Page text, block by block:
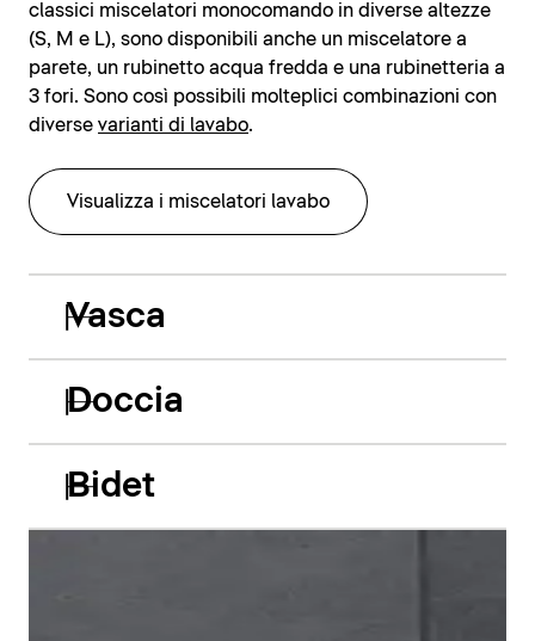
classici miscelatori monocomando in diverse altezze
(S, M e L), sono disponibili anche un miscelatore a
parete, un rubinetto acqua fredda e una rubinetteria a
3 fori. Sono così possibili molteplici combinazioni con
diverse varianti di lavabo.
Visualizza i miscelatori lavabo
Vasca
Doccia
Bidet